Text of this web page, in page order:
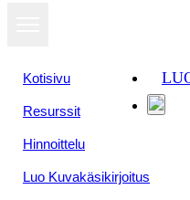
Kotisivu
Resurssit
Hinnoittelu
Luo Kuvakäsikirjoitus